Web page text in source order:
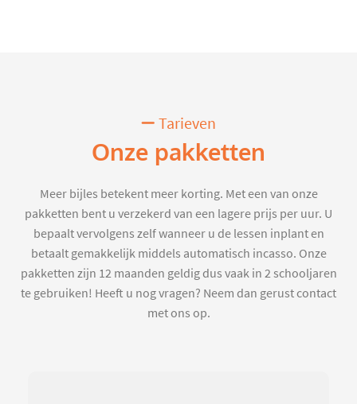
Tarieven
Onze pakketten
Meer bijles betekent meer korting. Met een van onze
pakketten bent u verzekerd van een lagere prijs per uur. U
bepaalt vervolgens zelf wanneer u de lessen inplant en
betaalt gemakkelijk middels automatisch incasso. Onze
pakketten zijn 12 maanden geldig dus vaak in 2 schooljaren
te gebruiken! Heeft u nog vragen? Neem dan gerust contact
met ons op.